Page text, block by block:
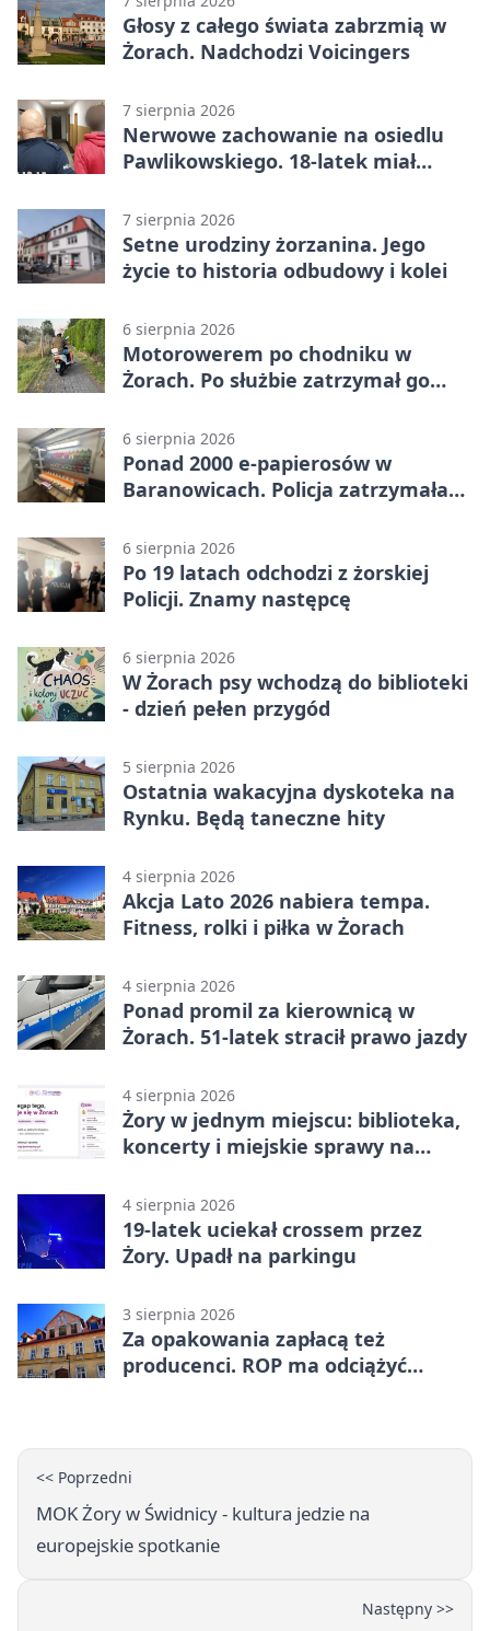
Głosy z całego świata zabrzmią w
Żorach. Nadchodzi Voicingers
7 sierpnia 2026
Nerwowe zachowanie na osiedlu
Pawlikowskiego. 18-latek miał
7 sierpnia 2026
Setne urodziny żorzanina. Jego
życie to historia odbudowy i kolei
6 sierpnia 2026
Motorowerem po chodniku w
Żorach. Po służbie zatrzymał go
6 sierpnia 2026
Ponad 2000 e-papierosów w
Baranowicach. Policja zatrzymała
6 sierpnia 2026
Po 19 latach odchodzi z żorskiej
Policji. Znamy następcę
6 sierpnia 2026
W Żorach psy wchodzą do biblioteki
- dzień pełen przygód
5 sierpnia 2026
Ostatnia wakacyjna dyskoteka na
Rynku. Będą taneczne hity
4 sierpnia 2026
Akcja Lato 2026 nabiera tempa.
Fitness, rolki i piłka w Żorach
4 sierpnia 2026
Ponad promil za kierownicą w
Żorach. 51-latek stracił prawo jazdy
4 sierpnia 2026
Żory w jednym miejscu: biblioteka,
koncerty i miejskie sprawy na
4 sierpnia 2026
19-latek uciekał crossem przez
Żory. Upadł na parkingu
3 sierpnia 2026
Za opakowania zapłacą też
producenci. ROP ma odciążyć
<< Poprzedni
MOK Żory w Świdnicy - kultura jedzie na
europejskie spotkanie
Następny >>